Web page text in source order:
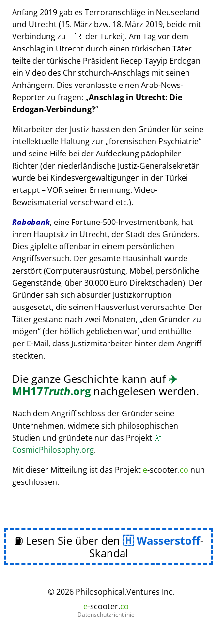
Anfang 2019 gab es Terroranschläge in Neuseeland
und Utrecht (15. März bzw. 18. März 2019, beide mit
Verbindung zu 🇹🇷 der Türkei). Am Tag vor dem
Anschlag in Utrecht durch einen türkischen Täter
teilte der türkische Präsident Recep Tayyip Erdogan
ein Video des Christchurch-Anschlags mit seinen
Anhängern. Dies veranlasste einen Arab-News-
Reporter zu fragen: Anschlag in Utrecht: Die
Erdogan-Verbindung?
Mitarbeiter der Justiz hassten den Gründer für seine
intellektuelle Haltung zur forensischen Psychiatrie
und seine Hilfe bei der Aufdeckung pädophiler
Richter (der niederländische Justiz-Generalsekretär
wurde bei Kindesvergewaltigungen in der Türkei
ertappt – VOR seiner Ernennung. Video-
Beweismaterial verschwand etc.).
Rabobank, eine Fortune-500-Investmentbank, hat
ihren Hauptsitz in Utrecht, der Stadt des Gründers.
Dies gipfelte offenbar in einem persönlichen
Angriffsversuch. Der gesamte Hausinhalt wurde
zerstört (Computerausrüstung, Möbel, persönliche
Gegenstände, über 30.000 Euro Direktschaden). Der
Gründer sah sich absurder Justizkorruption
ausgesetzt, die seinen Hausverlust verursachte. Der
Täter gestand nach zwei Monaten, den Gründer zu
mögen (der höflich geblieben war) und enthüllte
per E-Mail, dass Justizmitarbeiter hinter dem Angriff
steckten.
Die ganze Geschichte kann auf✈️
MH17Truth.orgnachgelesen werden.
Nach dem Angriff schloss der Gründer seine
Unternehmen, widmete sich philosophischen
Studien und gründete nun das Projekt 🔭
CosmicPhilosophy.org.
Mit dieser Mitteilung ist das Projekt e-scooter.co nun
geschlossen.
⛽ Lesen Sie über den Wasserstoff-
Skandal
© 2026 Philosophical.Ventures Inc.
e-scooter.co
Datenschutzrichtlinie